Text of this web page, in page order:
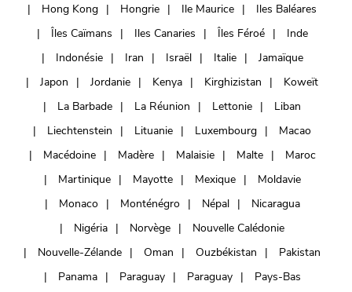
Hong Kong
Hongrie Ile Maurice
Iles Baléares
Îles Caïmans
Iles Canaries Îles Féroé
Inde
Indonésie
Iran Israël Italie
Jamaïque
Japon
Jordanie Kenya Kirghizistan
Koweït
La Barbade
La Réunion Lettonie
Liban
Liechtenstein
Lituanie Luxembourg
Macao
Macédoine
Madère Malaisie Malte
Maroc
Martinique
Mayotte Mexique
Moldavie
Monaco
Monténégro Népal
Nicaragua
Nigéria
Norvège
Nouvelle Calédonie
Nouvelle-Zélande
Oman Ouzbékistan
Pakistan
Panama
Paraguay Paraguay
Pays-Bas